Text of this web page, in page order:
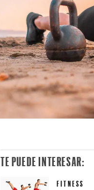
TE PUEDE INTERESAR:
FITNESS